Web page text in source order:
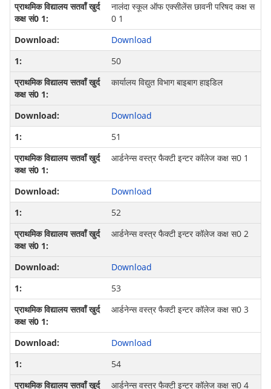
नालंदा स्‍कूल ऑफ एक्‍सीलेंस छावनी परिषद कक्ष स
0 1
Download
50
कार्यालय विद्युत विभाग बाइबाग हाइडिल
Download
51
आर्डनेन्‍स वस्‍त्र फैक्‍टी इन्‍टर कॉलेज कक्ष स0 1
Download
52
आर्डनेन्‍स वस्‍त्र फैक्‍टी इन्‍टर कॉलेज कक्ष स0 2
Download
53
आर्डनेन्‍स वस्‍त्र फैक्‍टी इन्‍टर कॉलेज कक्ष स0 3
Download
54
आर्डनेन्‍स वस्‍त्र फैक्‍टी इन्‍टर कॉलेज कक्ष स0 4